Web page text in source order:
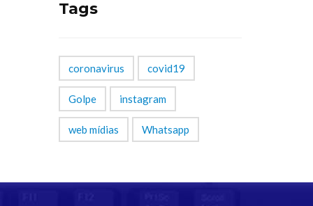
Tags
coronavirus covid19
Golpe instagram
web mídias Whatsapp